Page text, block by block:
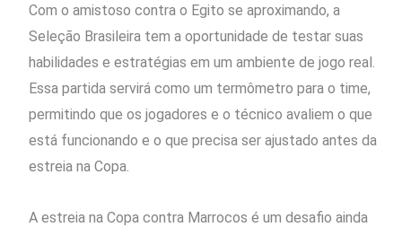
Com o amistoso contra o Egito se aproximando, a
Seleção Brasileira tem a oportunidade de testar suas
habilidades e estratégias em um ambiente de jogo real.
Essa partida servirá como um termômetro para o time,
permitindo que os jogadores e o técnico avaliem o que
está funcionando e o que precisa ser ajustado antes da
estreia na Copa.
A estreia na Copa contra Marrocos é um desafio ainda